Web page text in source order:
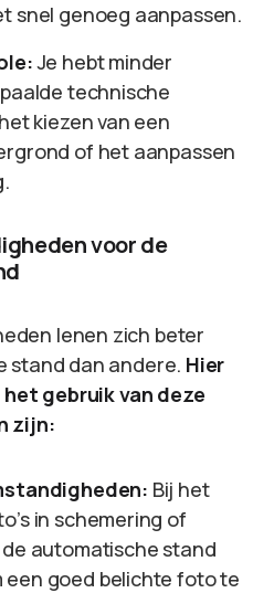
snel genoeg aanpassen.
Je hebt minder
technische
kiezen van een
of het aanpassen
voor de
lenen zich beter
stand dan andere. Hier
gebruik van deze
zijn:
Bij het
in schemering of
automatische stand
een goed belichte foto te